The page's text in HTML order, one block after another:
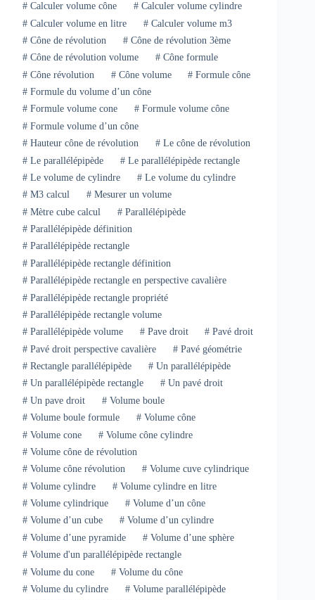
#Calculer volume cône #Calculer volume cylindre
#Calculer volume en litre #Calculer volume m3
#Cône de révolution #Cône de révolution 3ème
#Cône de révolution volume #Cône formule
#Cône révolution #Cône volume # Formule cône
#Formule du volume d’un cône
#Formule volume cone #Formule volume cône
#Formule volume d’un cône
#Hauteur cône de révolution #Le cône de révolution
#Le parallélépipède #Le parallélépipède rectangle
#Le volume de cylindre #Le volume du cylindre
#M3 calcul #Mesurer un volume
#Mètre cube calcul #Parallélépipède
#Parallélépipède définition
#Parallélépipède rectangle
#Parallélépipède rectangle définition
#Parallélépipède rectangle en perspective cavalière
#Parallélépipède rectangle propriété
#Parallélépipède rectangle volume
#Parallélépipède volume #Pave droit # Pavé droit
#Pavé droit perspective cavalière #Pavé géométrie
#Rectangle parallélépipède #Un parallélépipède
#Un parallélépipède rectangle #Un pavé droit
#Un pave droit #Volume boule
#Volume boule formule #Volume cône
#Volume cone #Volume cône cylindre
#Volume cône de révolution
#Volume cône révolution #Volume cuve cylindrique
#Volume cylindre #Volume cylindre en litre
#Volume cylindrique #Volume d’un cône
#Volume d’un cube #Volume d’un cylindre
#Volume d’une pyramide #Volume d’une sphère
#Volume d'un parallélépipède rectangle
#Volume du cone #Volume du cône
#Volume du cylindre #Volume parallélépipède